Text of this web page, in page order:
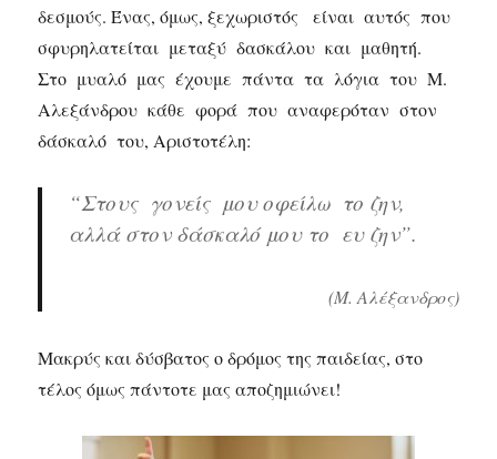
δεσμούς. Ένας, όμως, ξεχωριστός είναι αυτός που
σφυρηλατείται μεταξύ δασκάλου και μαθητή.
Στο μυαλό μας έχουμε πάντα τα λόγια του Μ.
Αλεξάνδρου κάθε φορά που αναφερόταν στον
δάσκαλό του, Αριστοτέλη:
“Στους γονείς μου οφείλω το ζην,
αλλά στον δάσκαλό μου το ευ ζην”.
(Μ. Αλέξανδρος)
Μακρύς και δύσβατος ο δρόμος της παιδείας, στο
τέλος όμως πάντοτε μας αποζημιώνει!